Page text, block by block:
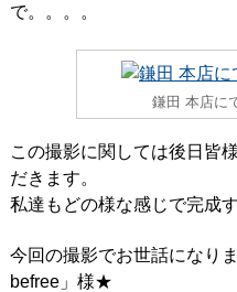
で。。。。
鎌田 本店に
この撮影に関しては後日皆
だきます。
私達もどの様な感じで完成
今回の撮影でお世話になり
befree」様★